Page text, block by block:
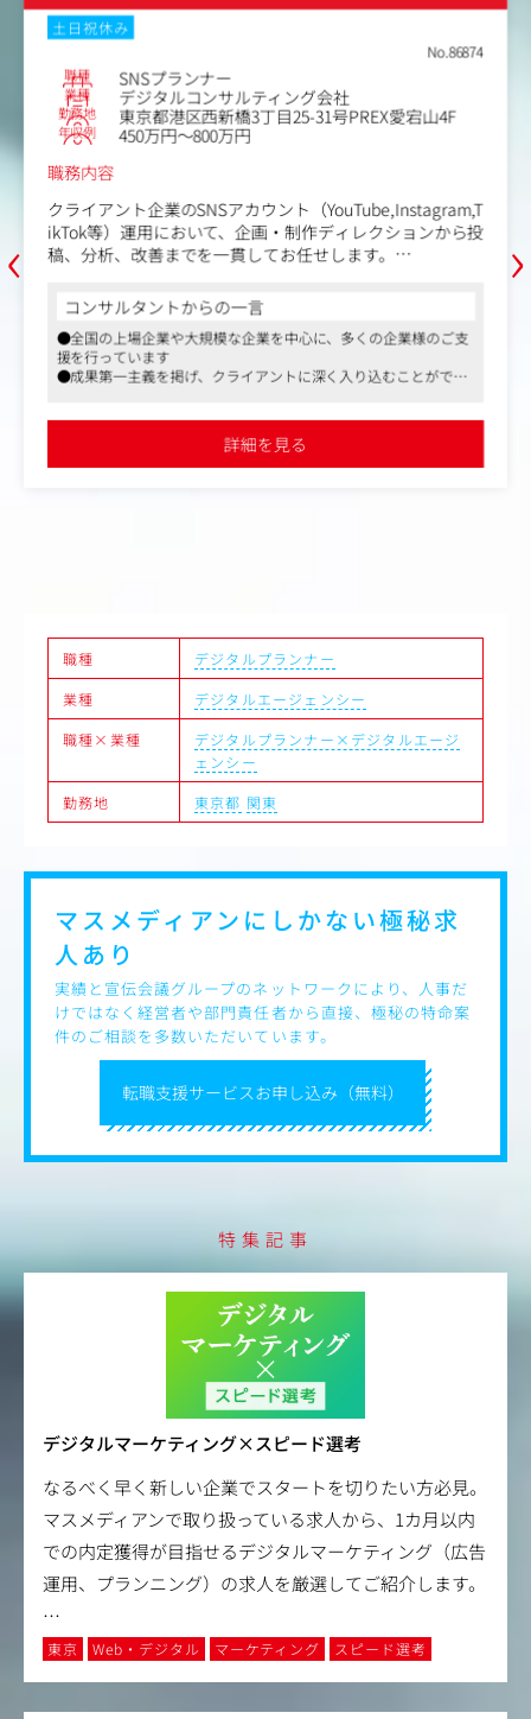
ご経験やご希望、適性を踏まえ、まずは【企画・宣伝・プ
ロモーション・分析・制作】などの領域からスタートしま
す。
【主な業務内容】
・戦略策定・マーケティング
-担当メディア・コンテンツの戦略策定、設計、実行、分
析
-国内外に向けたマーケティングプランの立案と施策実行
・宣伝・プロモーション
-デジタル／オフラインを横断したプロモーションの戦略
-番組視聴やイベント集客を最大化するための宣伝企画の
実行
・データ分析・改善
-広告効果の分析および、次の仕掛けに向けた改善提案
・ディレクション・進行管理
‹
土日祝休み
No.86786
職種 Webマーケティング
業種 総合制作会社（グラフィック・映像・Web）
勤務地 東京都豊島区高田3-28-8
年収例
450万円～550万円
職務内容
投資信託の運用報告書や目論見書などのデータ作成、印刷
を請け負うお仕事です。
アカウント営業として、担当先への顧客対応、拡販営業、
正、納期管理までを一貫してコントロールする業務です。
あなたの品質管理が、お客様からの信頼となり受注に直結
する、非常に貢献度の高いポジションです。
具体的には
・顧客対応：受注品目、同社サービスの拡販。スケジュー
ル提示、価格交渉、見積/請求書作成等。
作成。基本はメール、電話でのやり取りが中心。お客様か
らのデータ作成依頼を正確に理解し、制作部門へ原稿手配
を行う。
・進行管理：社内外の制作部門と連携し、スケジュールや
タスクの進捗を管理。急な増刷対応や納期調整も顧客の信
頼に繋がります。
・校正・検品：作成したデータが正しいか確認を行う。デ
ジタル校正ツールを補助ツールとしても活用。最終成果物
の緻密なチェック。
コンサルタントからの一言
●日本の上場企業の約60％と取り引きがあり、高いシェアと確か
な実績を兼ね備えています
●デジタル資料やIRサイトの制作にも力を入れている状況で、映
間7時間15分と働きやすく安定した環境です
詳細を見る
›
職種
デジタルプランナー
業種
デジタルエージェンシー
職種×業種
デジタルプランナー×デジタルエージ
ェンシー
勤務地
東京都 関東
転職支援サービスお申し込み（無料）
マスメディアンにしかない極秘求
人あり
実績と宣伝会議グループのネットワークにより、人事だ
けではなく経営者や部門責任者から直接、極秘の特命案
件のご相談を多数いただいています。
特集記事
デジタルマーケティング×スピード選考
なるべく早く新しい企業でスタートを切りたい方必見。
マスメディアンで取り扱っている求人から、1カ月以内
での内定獲得が目指せるデジタルマーケティング（広告
運用、プランニング）の求人を厳選してご紹介します。
…
東京 Web・デジタル マーケティング スピード選考